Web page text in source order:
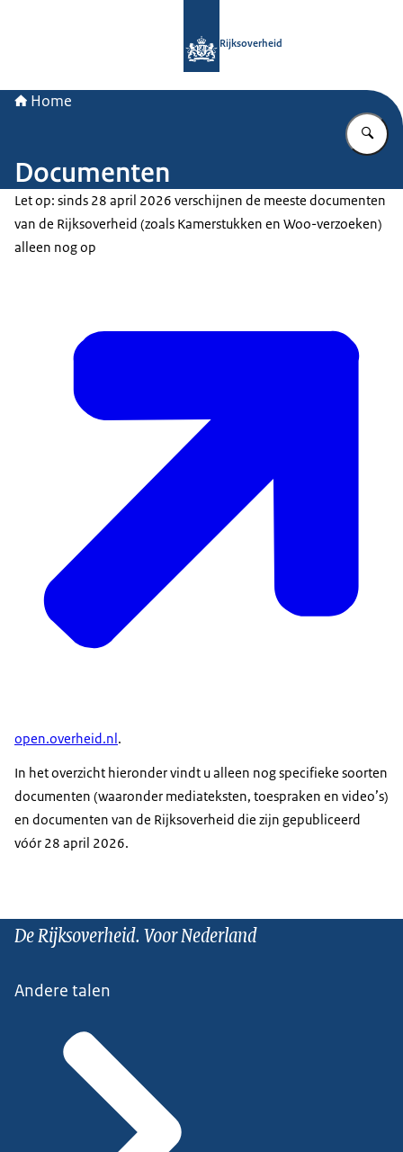
Rijksoverheid
Home
Documenten
Let op: sinds 28 april 2026 verschijnen de meeste documenten
van de Rijksoverheid (zoals Kamerstukken en Woo-verzoeken)
alleen nog op
open.overheid.nl.
In het overzicht hieronder vindt u alleen nog specifieke soorten
documenten (waaronder mediateksten, toespraken en video’s)
en documenten van de Rijksoverheid die zijn gepubliceerd
vóór 28 april 2026.
De Rijksoverheid. Voor Nederland
Andere talen